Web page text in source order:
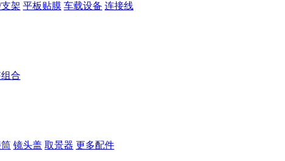
架 平板贴膜 车载设备 连接线
合
镜头盖 取景器 更多配件